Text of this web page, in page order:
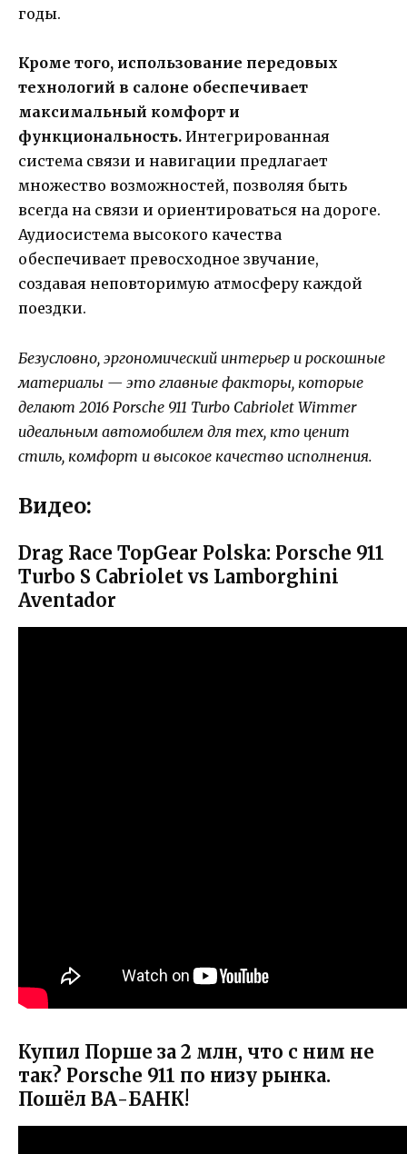
годы.
Кроме того, использование передовых
технологий в салоне обеспечивает
максимальный комфорт и
функциональность. Интегрированная
система связи и навигации предлагает
множество возможностей, позволяя быть
всегда на связи и ориентироваться на дороге.
Аудиосистема высокого качества
обеспечивает превосходное звучание,
создавая неповторимую атмосферу каждой
поездки.
Безусловно, эргономический интерьер и роскошные
материалы — это главные факторы, которые
делают 2016 Porsche 911 Turbo Cabriolet Wimmer
идеальным автомобилем для тех, кто ценит
стиль, комфорт и высокое качество исполнения.
Видео:
Drag Race TopGear Polska: Porsche 911
Turbo S Cabriolet vs Lamborghini
Aventador
Купил Порше за 2 млн, что с ним не
так? Porsche 911 по низу рынка.
Пошёл ВА-БАНК!